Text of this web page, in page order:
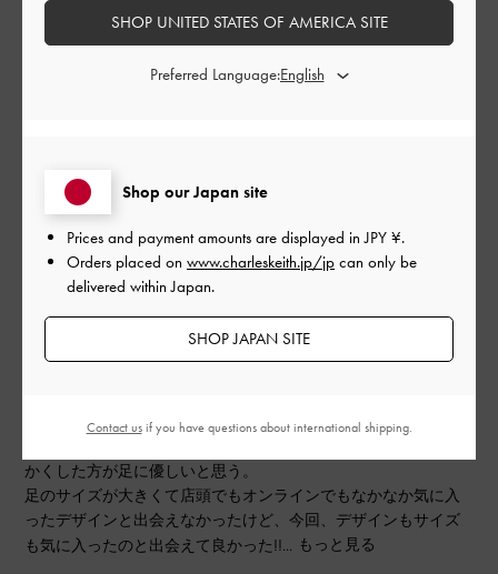
ご利用者様
グラデーションが魅力的✨
カラーはredだけど、darkredだからbrownにも見える👀
しっかりとredであって欲しい人にはむいてないかも…
かくした方が足に優しいと思う。
足のサイズが大きくて店頭でもオンラインでもなかなか気に入
ったデザインと出会えなかったけど、今回、デザインもサイズ
も気に入ったのと出会えて良かった!!...
もっと見る
Shop our Japan site
Prices and payment amounts are displayed inJPY ¥.
Orders placed on www.charleskeith.jp/jp can only be
delivered within Japan.
SHOP JAPAN SITE
SHOP UNITED STATES OF AMERICA SITE
Preferred Language:
Contact usif you have questions about international shipping.